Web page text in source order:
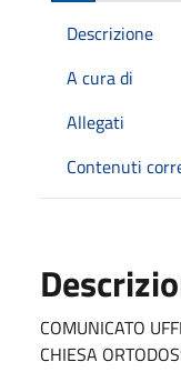
Descrizione
A cura di
Allegati
Contenuti
COMUNICATO
CHIESA